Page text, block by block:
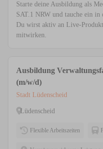
Starte deine Ausbildung als
SAT.1 NRW und tauche ein in
Du wirst aktiv an Live-
mitwirken.
Ausbildung
(m/w/d)
Stadt Lüdenscheid
Lüdenscheid
Flexible Arbeitszeiten